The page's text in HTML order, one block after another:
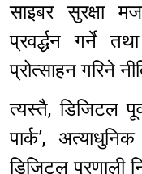
साइबर सुरक्षा
प्रवर्द्धन गर्ने
प्रोत्साहन गरिने
त्यस्तै, डिजिटल
पार्क’,
डिजिटल प्रणाली